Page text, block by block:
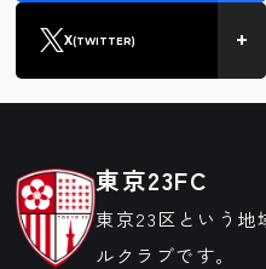
X(TWITTER)
東京23FC
東京23区という地
ルクラブです。